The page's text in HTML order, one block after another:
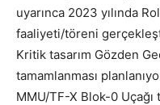
uyarınca 2023 yılında
faaliyeti/töreni
Kritik tasarım Gözden
tamamlanması
MMU/TF-X Blok-0